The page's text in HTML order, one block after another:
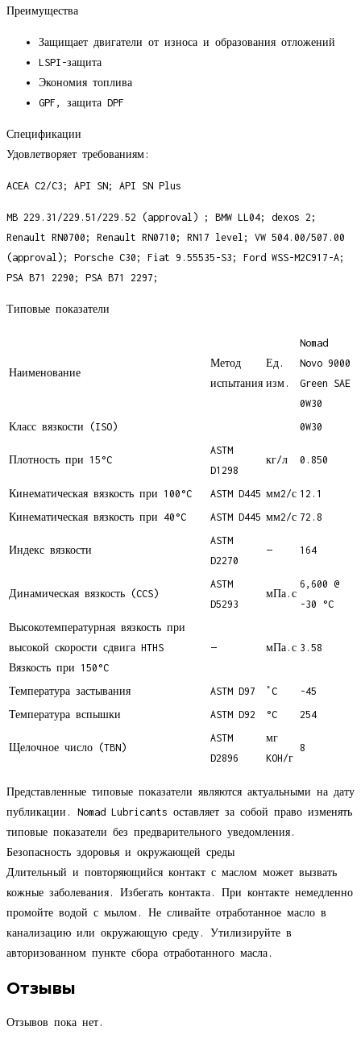
Преимущества
Защищает двигатели от износа и образования отложений
LSPI-защита
Экономия топлива
GPF, защита DPF
Спецификации
Удовлетворяет требованиям:
ACEA C2/C3; API SN; API SN Plus
MB 229.31/229.51/229.52 (approval) ; BMW LL04; dexos 2;
Renault RN0700; Renault RN0710; RN17 level; VW 504.00/507.00
(approval); Porsche C30; Fiat 9.55535-S3; Ford WSS-M2C917-A;
PSA B71 2290; PSA B71 2297;
Типовые показатели
Наименование
Метод
испытания
Ед.
изм.
Nomad
Novo 9000
Green SAE
0W30
Класс вязкости (ISO)
0W30
Плотность при 15°C
ASTM
D1298
кг/л 0.850
Кинематическая вязкость при 100°C ASTM D445 мм2/с 12.1
Кинематическая вязкость при 40°C
ASTM D445 мм2/с 72.8
Индекс вязкости
ASTM
D2270
— 164
Динамическая вязкость (CCS)
ASTM
D5293
мПа.с
6,600 @
-30 °C
Высокотемпературная вязкость при
высокой скорости сдвига HTHS
Вязкость при 150°C
— мПа.с 3.58
Температура застывания ASTM D97 ˚C
-45
Температура вспышки
ASTM D92 °C 254
Щелочное число (TBN)
ASTM
D2896
мг
KOH/г
8
Представленные типовые показатели являются актуальными на дату
публикации. Nomad Lubricants оставляет за собой право изменять
типовые показатели без предварительного уведомления.
Безопасность здоровья и окружающей среды
Длительный и повторяющийся контакт с маслом может вызвать
кожные заболевания. Избегать контакта. При контакте немедленно
промойте водой с мылом. Не сливайте отработанное масло в
канализацию или окружающую среду. Утилизируйте в
авторизованном пункте сбора отработанного масла.
Отзывы
Отзывов пока нет.